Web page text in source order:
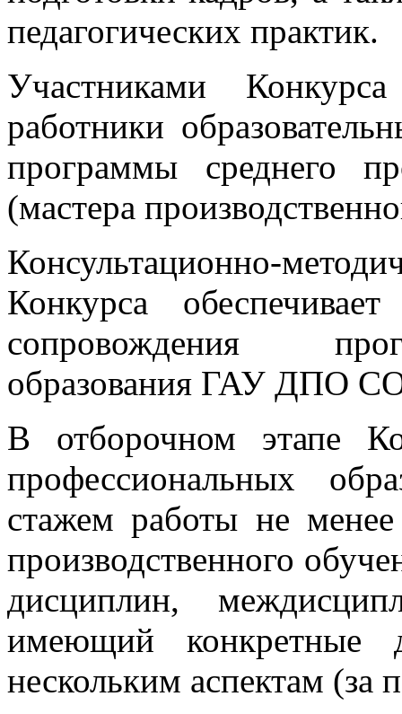
педагогических практик.
Участниками
работники
программы среднего
(мастера
Консультационно-
Конкурса
сопровождения
образования ГАУ ДПО
В отборочном этапе
профессиональных
стажем работы не
производственного
дисциплин,
имеющий конкретные
нескольким аспектам (за